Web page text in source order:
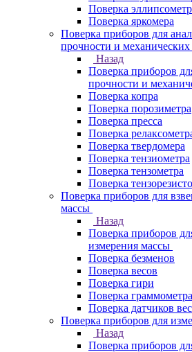
Поверка
Поверка яркомера
Поверка приборов для
прочности и механических
Назад
Поверка приборов
прочности и
Поверка копра
Поверка порозиметра
Поверка пресса
Поверка
Поверка твердомера
Поверка тензиометра
Поверка тензометра
Поверка
Поверка приборов для
массы
Назад
Поверка приборов
измерения массы
Поверка безменов
Поверка весов
Поверка гири
Поверка граммометра
Поверка датчиков
Поверка приборов для
Назад
Поверка приборов